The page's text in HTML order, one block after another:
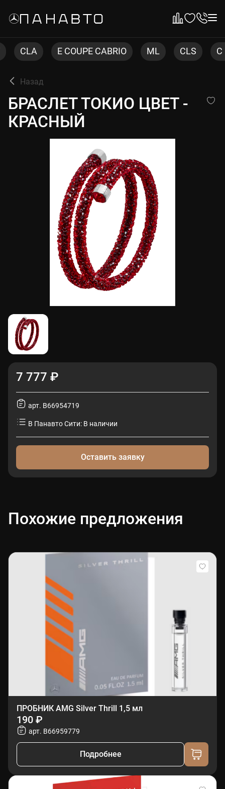
E COUPE CABRIO ML CLS C COUPE
Назад
БРАСЛЕТ ТОКИО ЦВЕТ -
БРАСЛЕТ ТОКИО ЦВЕТ -
КРАСНЫЙ
7 777 ₽
арт. B66954719
В Панавто Сити: В наличии
Оставить заявку
Похожие предложения
ПРОБНИК AMG Silver Thrill 1,5 мл
190 ₽
арт. B66959779
Подробнее